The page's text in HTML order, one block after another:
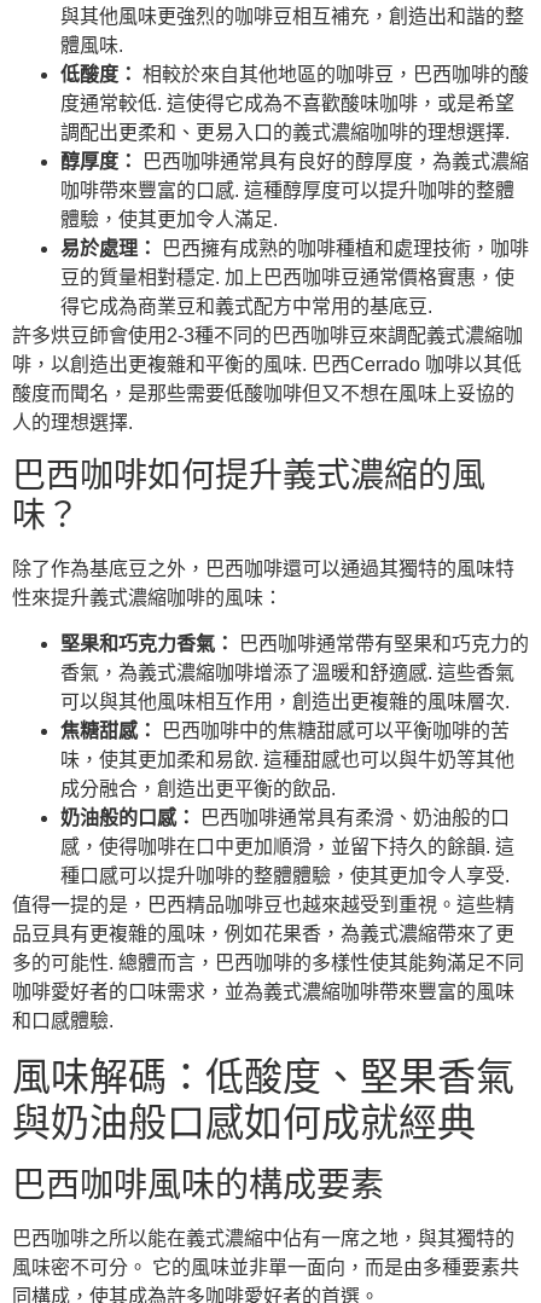
與其他風味更強烈的咖啡豆相互補充，創造出和諧的整
體風味.
低酸度： 相較於來自其他地區的咖啡豆，巴西咖啡的酸
度通常較低. 這使得它成為不喜歡酸味咖啡，或是希望
調配出更柔和、更易入口的義式濃縮咖啡的理想選擇.
醇厚度：
巴西咖啡通常具有良好的醇厚度，為義式濃縮
咖啡帶來豐富的口感. 這種醇厚度可以提升咖啡的整體
體驗，使其更加令人滿足.
易於處理：
巴西擁有成熟的咖啡種植和處理技術，咖啡
豆的質量相對穩定. 加上巴西咖啡豆通常價格實惠，使
得它成為商業豆和義式配方中常用的基底豆.
許多烘豆師會使用2-3種不同的巴西咖啡豆來調配義式濃縮咖
啡，以創造出更複雜和平衡的風味. 巴西Cerrado 咖啡以其低
酸度而聞名，是那些需要低酸咖啡但又不想在風味上妥協的
人的理想選擇.
巴西咖啡如何提升義式濃縮的風
味？
除了作為基底豆之外，巴西咖啡還可以通過其獨特的風味特
性來提升義式濃縮咖啡的風味：
堅果和巧克力香氣：
巴西咖啡通常帶有堅果和巧克力的
香氣，為義式濃縮咖啡增添了溫暖和舒適感. 這些香氣
可以與其他風味相互作用，創造出更複雜的風味層次.
焦糖甜感：
巴西咖啡中的焦糖甜感可以平衡咖啡的苦
味，使其更加柔和易飲. 這種甜感也可以與牛奶等其他
成分融合，創造出更平衡的飲品.
奶油般的口感：
巴西咖啡通常具有柔滑、奶油般的口
感，使得咖啡在口中更加順滑，並留下持久的餘韻. 這
種口感可以提升咖啡的整體體驗，使其更加令人享受.
值得一提的是，巴西精品咖啡豆也越來越受到重視。這些精
品豆具有更複雜的風味，例如花果香，為義式濃縮帶來了更
多的可能性. 總體而言，巴西咖啡的多樣性使其能夠滿足不同
咖啡愛好者的口味需求，並為義式濃縮咖啡帶來豐富的風味
和口感體驗.
風味解碼：低酸度、堅果香氣
與奶油般口感如何成就經典
巴西咖啡風味的構成要素
巴西咖啡之所以能在義式濃縮中佔有一席之地，與其獨特的
風味密不可分。 它的風味並非單一面向，而是由多種要素共
同構成，使其成為許多咖啡愛好者的首選。